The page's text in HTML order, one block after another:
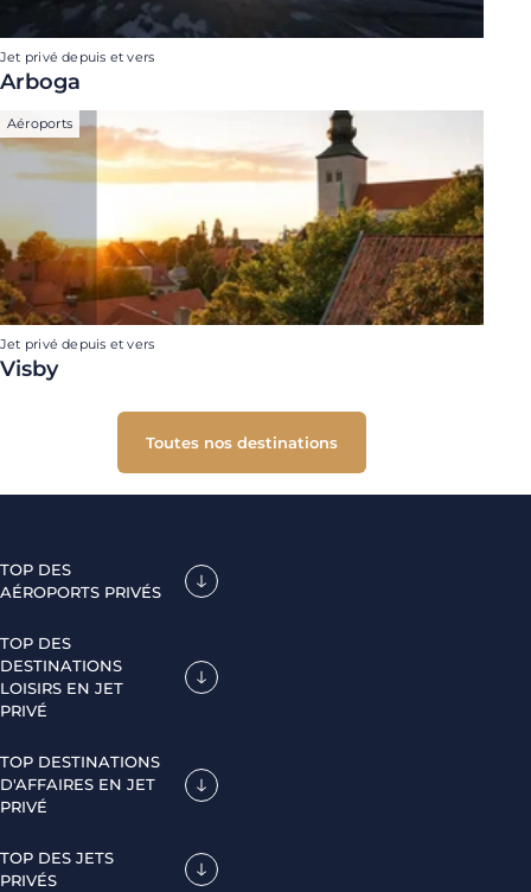
Jet privé depuis et vers
Arboga
Aéroports
Jet privé depuis et vers
Visby
Toutes nos destinations
TOP DES
AÉROPORTS PRIVÉS
TOP DES
DESTINATIONS
LOISIRS EN JET
PRIVÉ
TOP DESTINATIONS
D'AFFAIRES EN JET
PRIVÉ
TOP DES JETS
PRIVÉS